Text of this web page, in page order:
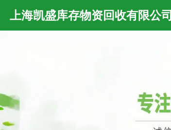
上海凯盛库存物资回收有限公司